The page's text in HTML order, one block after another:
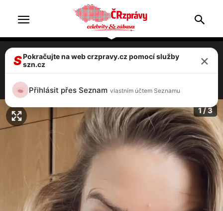
Nikol Leitgeb: Udeřila nemoc! Musí zrušit
1 / 3
SPokračujte na web crzpravy.cz pomocí služby
szn.cz
×
Přihlásit přes Seznam vlastním účtem Seznamu